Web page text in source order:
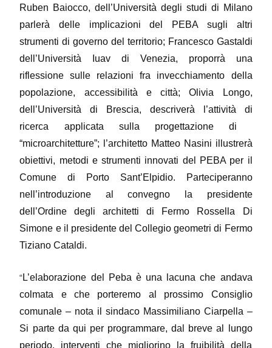
Ruben Baiocco, dell’Università degli studi di Milano
parlerà delle implicazioni del PEBA sugli altri
strumenti di ​governo del territorio; Francesco Gastaldi
dell’Università Iuav di Venezia, proporrà una
riflessione sulle ​relazioni fra invecchiamento della
popolazione, accessibilità e città; Olivia Longo,
dell’Università di Brescia, descriverà l’attività di
ricerca applicata sulla progettazione di ​
“microarchitetture”; l’architetto Matteo Nasini illustrerà
obiettivi, metodi e strumenti innovati ​del PEBA per il
Comune di Porto Sant’Elpidio. Parteciperanno
nell’introduzione al convegno la presidente
dell’Ordine degli architetti di Fermo Rossella Di
Simone e il presidente del Collegio geometri di Fermo
Tiziano Cataldi.
“L’elaborazione del Peba è una lacuna che andava
colmata e che porteremo al prossimo Consiglio
comunale – nota il sindaco Massimiliano Ciarpella –
Si parte da qui per programmare, dal breve al lungo
periodo, interventi che migliorino la fruibilità della